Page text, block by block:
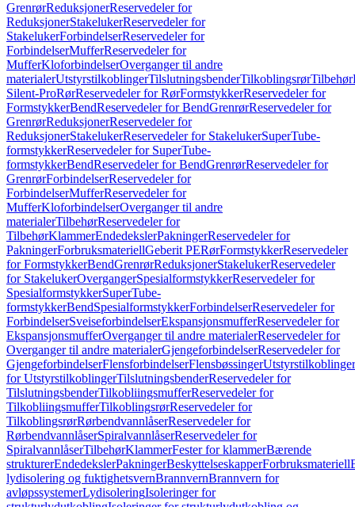
GrenrørReduksjonerReservedeler for
ReduksjonerStakelukerReservedeler for
StakelukerForbindelserReservedeler for
ForbindelserMufferReservedeler for
MufferKloforbindelserOverganger til andre
materialerUtstyrstilkoblingerTilslutningsbenderTilkoblingsrørTilbehør
Silent-ProRørReservedeler for RørFormstykkerReservedeler for
FormstykkerBendReservedeler for BendGrenrørReservedeler for
GrenrørReduksjonerReservedeler for
ReduksjonerStakelukerReservedeler for StakelukerSuperTube-
formstykkerReservedeler for SuperTube-
formstykkerBendReservedeler for BendGrenrørReservedeler for
GrenrørForbindelserReservedeler for
ForbindelserMufferReservedeler for
MufferKloforbindelserOverganger til andre
materialerTilbehørReservedeler for
TilbehørKlammerEndedekslerPakningerReservedeler for
PakningerForbruksmateriellGeberit PERørFormstykkerReservedeler
for FormstykkerBendGrenrørReduksjonerStakelukerReservedeler
for StakelukerOvergangerSpesialformstykkerReservedeler for
SpesialformstykkerSuperTube-
formstykkerBendSpesialformstykkerForbindelserReservedeler for
ForbindelserSveiseforbindelserEkspansjonsmufferReservedeler for
EkspansjonsmufferOverganger til andre materialerReservedeler for
Overganger til andre materialerGjengeforbindelserReservedeler for
GjengeforbindelserFlensforbindelserFlensbøssingerUtstyrstilkoblinger
for UtstyrstilkoblingerTilslutningsbenderReservedeler for
TilslutningsbenderTilkobliingsmufferReservedeler for
TilkobliingsmufferTilkoblingsrørReservedeler for
TilkoblingsrørRørbendvannlåserReservedeler for
RørbendvannlåserSpiralvannlåserReservedeler for
SpiralvannlåserTilbehørKlammerFester for klammerBærende
strukturerEndedekslerPakningerBeskyttelseskapperForbruksmateriell
lydisolering og fuktighetsvernBrannvernBrannvern for
avløpssystemerLydisoleringIsoleringer for